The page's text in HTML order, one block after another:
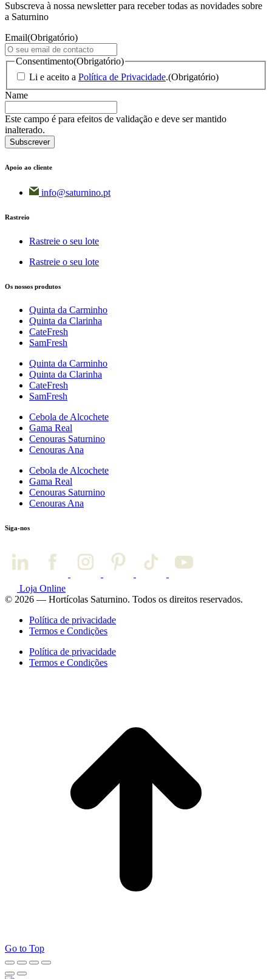
Subscreva à nossa newsletter para receber todas as novidades sobre
a Saturnino
Email(Obrigatório)
Consentimento(Obrigatório)
Li e aceito a Política de Privacidade.(Obrigatório)
Name
Este campo é para efeitos de validação e deve ser mantido
inalterado.
Apoio ao cliente
info@saturnino.pt
Rastreio
Rastreie o seu lote
Rastreie o seu lote
Os nossos produtos
Quinta da Carminho
Quinta da Clarinha
CateFresh
SamFresh
Quinta da Carminho
Quinta da Clarinha
CateFresh
SamFresh
Cebola de Alcochete
Gama Real
Cenouras Saturnino
Cenouras Ana
Cebola de Alcochete
Gama Real
Cenouras Saturnino
Cenouras Ana
Siga-nos
Loja Online
© 2026 — Hortícolas Saturnino. Todos os direitos reservados.
Política de privacidade
Termos e Condições
Política de privacidade
Termos e Condições
Go to Top